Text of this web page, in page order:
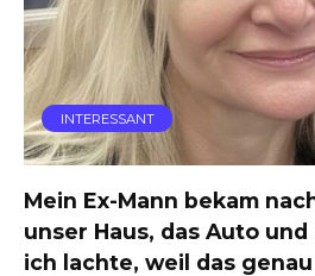
INTERESSANT
Mein Ex-Mann bekam
unser Haus, das Auto und
ich lachte, weil das